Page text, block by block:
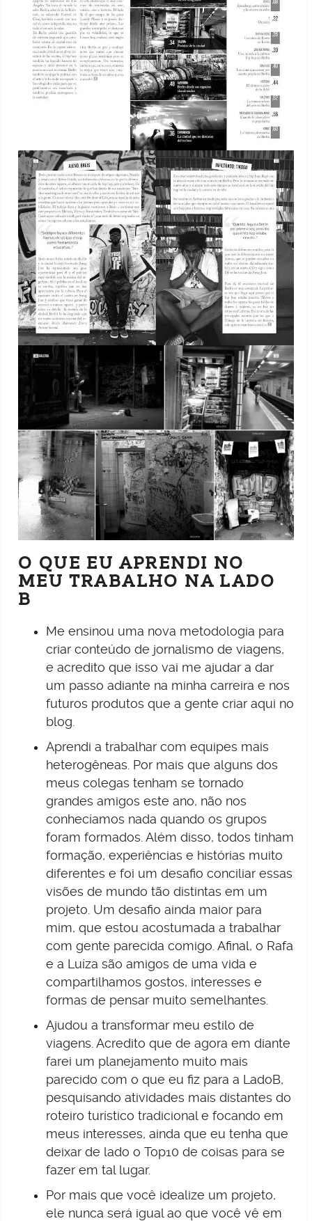
O QUE EU APRENDI NO
MEU TRABALHO NA LADO
B
Me ensinou uma nova metodologia para
criar conteúdo de jornalismo de viagens,
e acredito que isso vai me ajudar a dar
um passo adiante na minha carreira e nos
futuros produtos que a gente criar aqui no
blog.
Aprendi a trabalhar com equipes mais
heterogêneas. Por mais que alguns dos
meus colegas tenham se tornado
grandes amigos este ano, não nos
conhecíamos nada quando os grupos
foram formados. Além disso, todos tinham
formação, experiências e histórias muito
diferentes e foi um desafio conciliar essas
visões de mundo tão distintas em um
projeto. Um desafio ainda maior para
mim, que estou acostumada a trabalhar
com gente parecida comigo. Afinal, o Rafa
e a Luíza são amigos de uma vida e
compartilhamos gostos, interesses e
formas de pensar muito semelhantes.
Ajudou a transformar meu estilo de
viagens. Acredito que de agora em diante
farei um planejamento muito mais
parecido com o que eu fiz para a LadoB,
pesquisando atividades mais distantes do
roteiro turístico tradicional e focando em
meus interesses, ainda que eu tenha que
deixar de lado o Top10 de coisas para se
fazer em tal lugar.
Por mais que você idealize um projeto,
ele nunca será igual ao que você vê em